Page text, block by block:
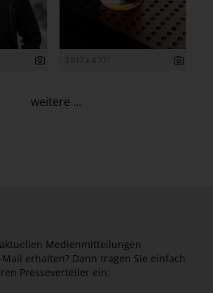
3 817 x 4 771
weitere ...
Medienmitteilungen
erhalten? Dann tragen Sie einfach
Presseverteiler ein: